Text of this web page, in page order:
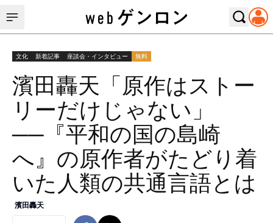
文化 新着記事 座談会・インタビュー 無料
濱田轟天「原作はストー
リーだけじゃない」
──『平和の国の島崎
へ』の原作者がたどり着
いた人類の共通言語とは
濱田轟天